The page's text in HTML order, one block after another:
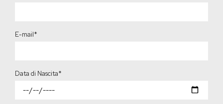
E-mail*
Data di Nascita*